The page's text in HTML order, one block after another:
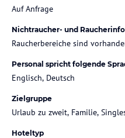
Auf Anfrage
Nichtraucher- und
Raucherbereiche sind
Personal spricht folgende
Englisch, Deutsch
Zielgruppe
Urlaub zu zweit, Familie,
Hoteltyp